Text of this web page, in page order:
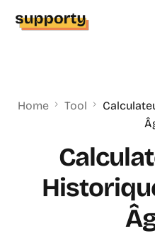
Home Tool